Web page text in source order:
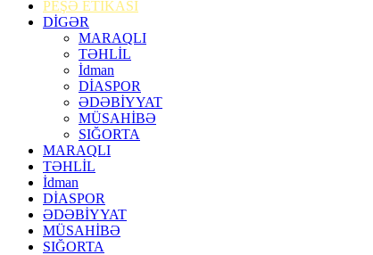
PEŞƏ ETİKASI
DİGƏR
MARAQLI
TƏHLİL
İdman
DİASPOR
ƏDƏBİYYAT
MÜSAHİBƏ
SIĞORTA
MARAQLI
TƏHLİL
İdman
DİASPOR
ƏDƏBİYYAT
MÜSAHİBƏ
SIĞORTA